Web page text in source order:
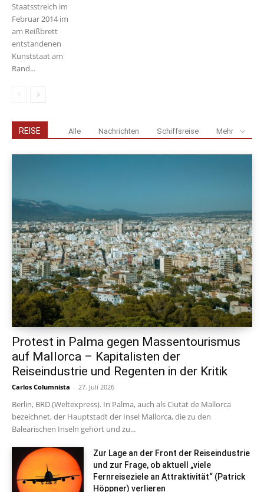
Staatsstreich im
Februar 2014 im
am Reißbrett
entstandenen
Kunststaat am
Rand...
REISE Alle Nachrichten Schiffsreise Mehr
Protest in Palma gegen Massentourismus
auf Mallorca – Kapitalisten der
Reiseindustrie und Regenten in der Kritik
Carlos Columnista - 27. Juli 2026
Berlin, BRD (Weltexpress). In Palma, auch als Ciutat de Mallorca
bezeichnet, der Hauptstadt der Insel Mallorca, die zu den
Balearischen Inseln gehört und zu...
Zur Lage an der Front der Reiseindustrie
und zur Frage, ob aktuell „viele
Fernreiseziele an Attraktivität“ (Patrick
Höppner) verlieren